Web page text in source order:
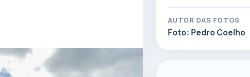
AUTOR DAS FOTOS
Foto: Pedro Coelho